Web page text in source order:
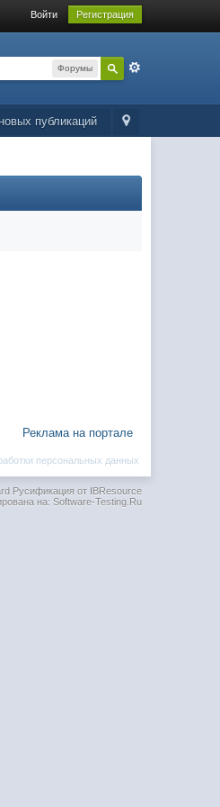
Войти Регистрация
Форумы
публикаций
Реклама на портале
персональных данных
Русификация от IBResource
на: Software-Testing.Ru